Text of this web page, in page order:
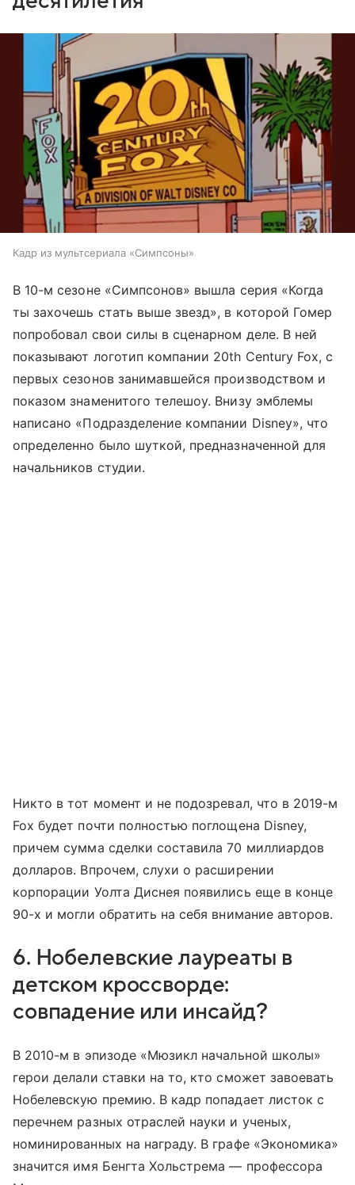
Кадр из мультсериала «Симпсоны»
В 10-м сезоне «Симпсонов» вышла серия «Когда
ты захочешь стать выше звезд», в которой Гомер
попробовал свои силы в сценарном деле. В ней
показывают логотип компании 20th Century Fox, с
первых сезонов занимавшейся производством и
показом знаменитого телешоу. Внизу эмблемы
написано «Подразделение компании Disney», что
определенно было шуткой, предназначенной для
начальников студии.
Никто в тот момент и не подозревал, что в 2019-м
Fox будет почти полностью поглощена Disney,
причем сумма сделки составила 70 миллиардов
долларов. Впрочем, слухи о расширении
корпорации Уолта Диснея появились еще в конце
90-х и могли обратить на себя внимание авторов.
6. Нобелевские лауреаты в
детском кроссворде:
совпадение или инсайд?
В 2010-м в эпизоде «Мюзикл начальной школы»
герои делали ставки на то, кто сможет завоевать
Нобелевскую премию. В кадр попадает листок с
перечнем разных отраслей науки и ученых,
номинированных на награду. В графе «Экономика»
значится имя Бенгта Хольстрема — профессора